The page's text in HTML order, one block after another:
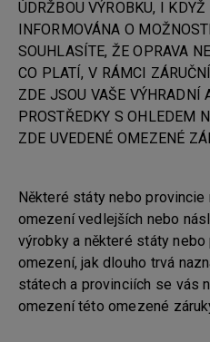
ÚDRŽBOU VÝROBKU, I
INFORMOVÁNA O
SOUHLASÍTE, ŽE OPRAVA
CO PLATÍ, V RÁMCI
ZDE JSOU VAŠE VÝHRADNÍ
PROSTŘEDKY S OHLEDEM
ZDE UVEDENÉ OMEZENÉ
Některé státy nebo
omezení vedlejších nebo
výrobky a některé státy
omezení, jak dlouho trvá
státech a provinciích se vás
omezení této omezené